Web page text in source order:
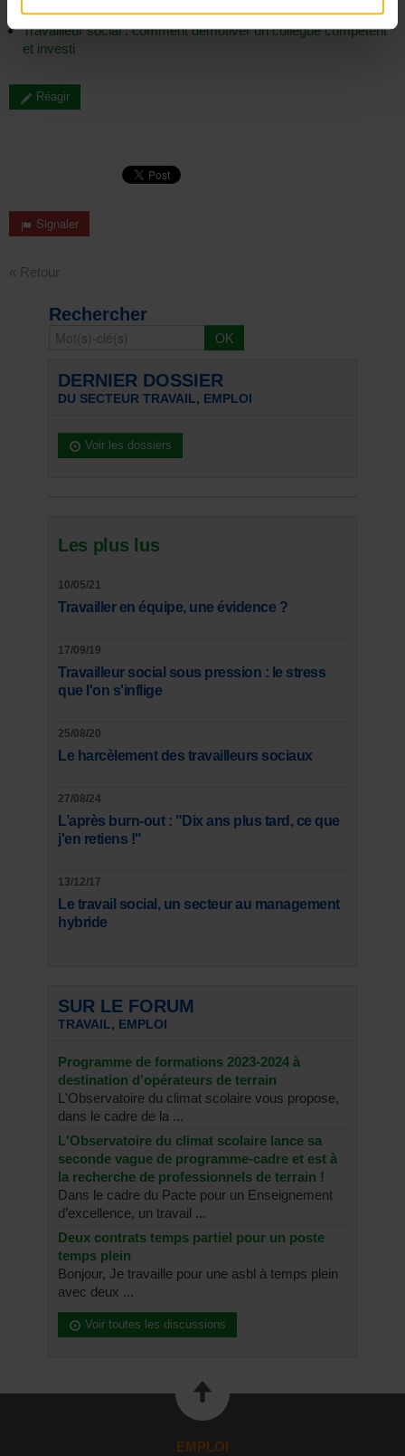
Quand nos aînés sont laissés au bord de la route...
Travailleur social : comment démotiver un collègue compétent
et investi
Réagir
Signaler
« Retour
Rechercher
DERNIER DOSSIER
DU SECTEUR TRAVAIL, EMPLOI
Voir les dossiers
Les plus lus
10/05/21
Travailler en équipe, une évidence ?
17/09/19
Travailleur social sous pression : le stress
que l'on s'inflige
25/08/20
Le harcèlement des travailleurs sociaux
27/08/24
L’après burn-out : "Dix ans plus tard, ce que
j'en retiens !"
13/12/17
Le travail social, un secteur au management
hybride
SUR LE FORUM
TRAVAIL, EMPLOI
Programme de formations 2023-2024 à
destination d'opérateurs de terrain
L'Observatoire du climat scolaire vous propose,
dans le cadre de la ...
L'Observatoire du climat scolaire lance sa
seconde vague de programme-cadre et est à
la recherche de professionnels de terrain !
Dans le cadre du Pacte pour un Enseignement
d’excellence, un travail ...
Deux contrats temps partiel pour un poste
temps plein
Bonjour, Je travaille pour une asbl à temps plein
avec deux ...
Voir toutes les discussions
EMPLOI